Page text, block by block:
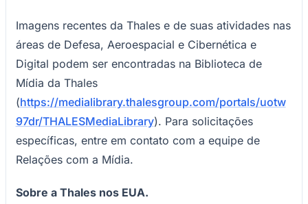
Imagens recentes da Thales e de suas atividades nas
áreas de Defesa, Aeroespacial e Cibernética e
Digital podem ser encontradas na Biblioteca de
Mídia da Thales
(https://medialibrary.thalesgroup.com/portals/uotw
97dr/THALESMediaLibrary). Para solicitações
específicas, entre em contato com a equipe de
Relações com a Mídia.
Sobre a Thales nos EUA.